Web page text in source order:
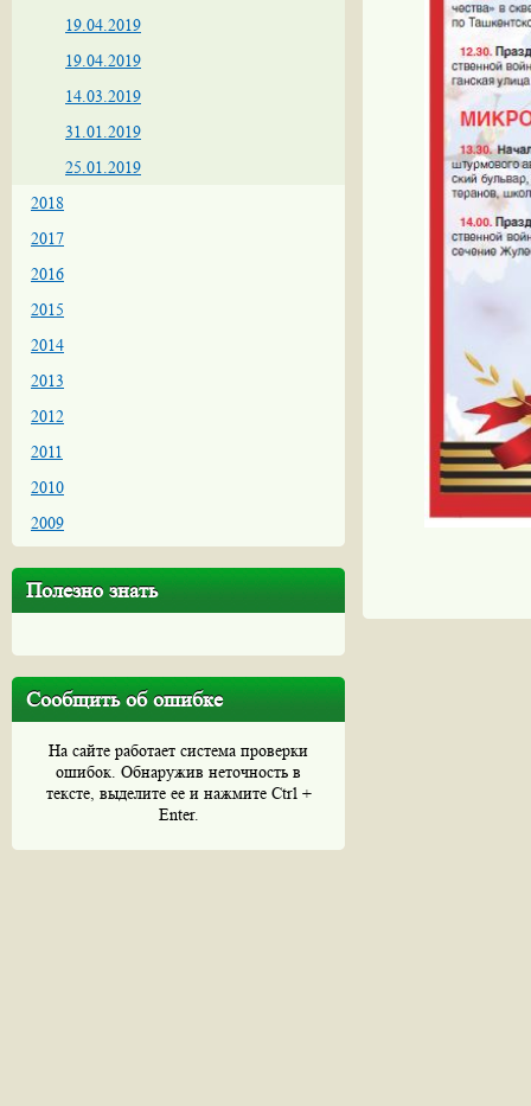
19.04.2019
19.04.2019
14.03.2019
31.01.2019
25.01.2019
2018
2017
2016
2015
2014
2013
2012
2011
2010
2009
Полезно знать
Сообщить об ошибке
На сайте работает система проверки
ошибок. Обнаружив неточность в
тексте, выделите ее и нажмите Ctrl +
Enter.